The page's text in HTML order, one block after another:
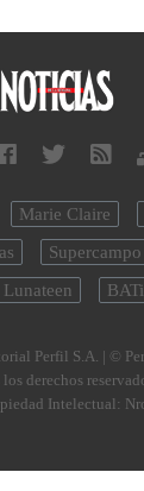
Marie Claire
Supercampo
Lunateen
Perfil S.A. | ©
derechos
Intelectual: